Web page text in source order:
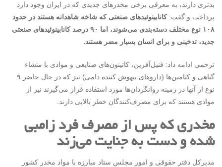
بدتری دارند، به معرفی برخی مخدرهای جدیدی که در ایران وجود دارد
پرداخت و گفت:کانابینوئیدهای صنعتی که شاخه شاهدانه هستند در حدود
۱۰۸ نوع مختلف دسته‌بندی می‌شوند، اما ۹۰ درصد کانابینوئیدهای صنعتی
جدید، تدخینی و برای انسان بسیار مضر هستند.
ترحمی ادامه داد: فنیل‌آفرین، کاتینون‌های صنایعی و موادی با منشاء
گیاهی و کتامین‌ها (داروهای بیهوش کننده دامی) نیز که در حال حاضر ۹
نوع از آنها در زمینه روانگردان‌ها مورد استفاده قرار می‌گیرند نیز از
موادی هستند که برای مصرف‌کنندگان خطر بالایی دارند.
مخدری که پس از مصرف فرد زامبی
شده و دست به جنایت می‌زند
مدیرکل دفتر حقوقی و امور مجلس ستاد مبارزه با مواد مخدر کشور